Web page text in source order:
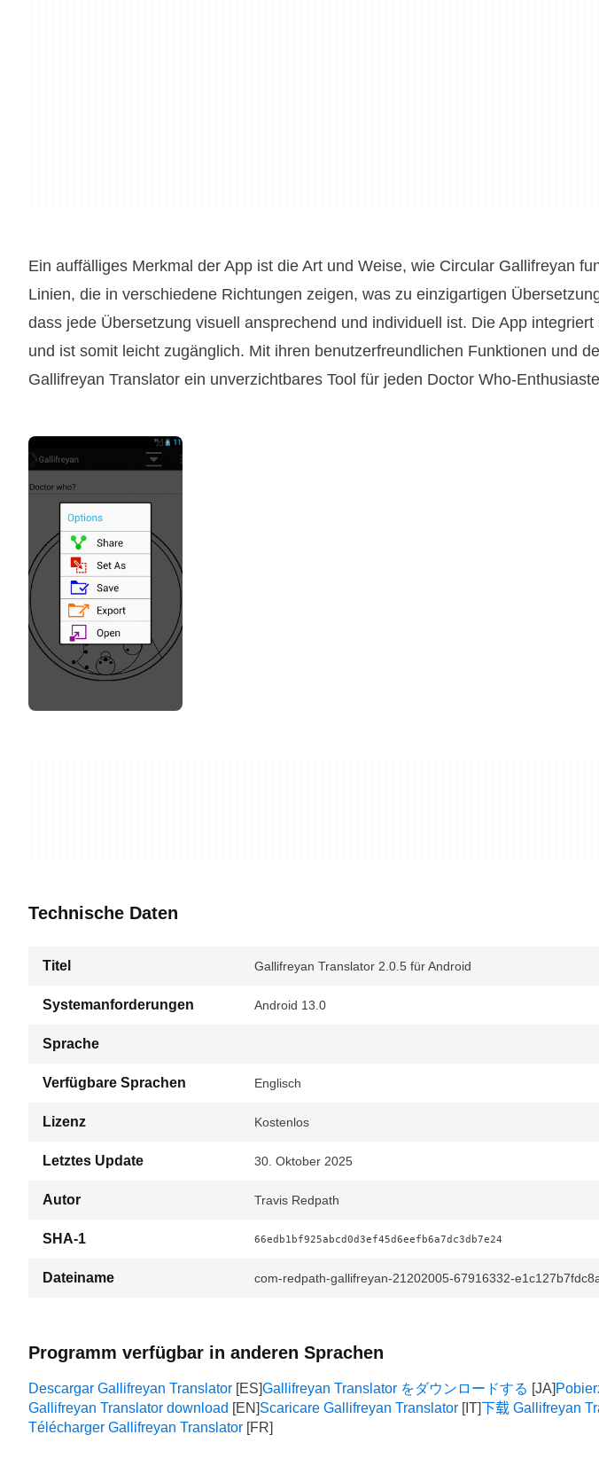
Ein auffälliges Merkmal der App ist die Art und Weise, wie Circular Gallifreyan
Linien, die in verschiedene Richtungen zeigen, was zu einzigartigen
dass jede Übersetzung visuell ansprechend und individuell ist. Die App
und ist somit leicht zugänglich. Mit ihren benutzerfreundlichen Funktionen und
Gallifreyan Translator ein unverzichtbares Tool für jeden Doctor Who-
Technische Daten
Titel Gallifreyan Translator 2.0.5 für Android
Systemanforderungen Android 13.0
Sprache
Verfügbare Sprachen Englisch
Lizenz Kostenlos
Letztes Update 30. Oktober 2025
Autor Travis Redpath
SHA-1 66edb1bf925abcd0d3ef45d6eefb6a7dc3db7e24
Dateiname com-redpath-gallifreyan-21202005-67916332-
Programm verfügbar in anderen Sprachen
Descargar Gallifreyan Translator Gallifreyan Translator をダウンロードする
Gallifreyan Translator download
Scaricare Gallifreyan Translator
下载 Gallifreyan
Télécharger Gallifreyan Translator